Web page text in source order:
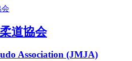
道協会
Association (JMJA)